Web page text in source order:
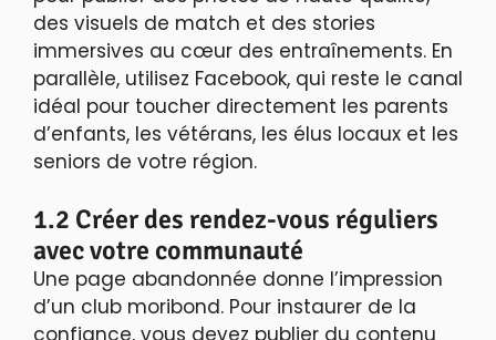
des visuels de match et des stories
immersives au cœur des entraînements. En
parallèle, utilisez Facebook, qui reste le canal
idéal pour toucher directement les parents
d’enfants, les vétérans, les élus locaux et les
seniors de votre région.
1.2 Créer des rendez-vous réguliers
avec votre communauté
Une page abandonnée donne l’impression
d’un club moribond. Pour instaurer de la
confiance, vous devez publier du contenu